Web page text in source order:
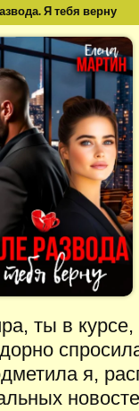
Я тебя верну
ты в курсе,
я,